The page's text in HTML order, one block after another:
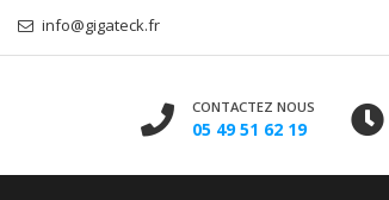
info@gigateck.fr
CONTACTEZ NOUS
05 49 51 62 19